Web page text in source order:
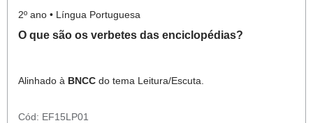
2º ano • Língua Portuguesa
O que são os verbetes das enciclopédias?
Alinhado à BNCC do tema Leitura/Escuta.
Cód: EF15LP01